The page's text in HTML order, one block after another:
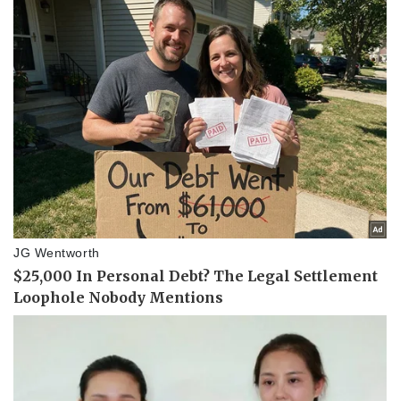
Kinh tế
Bất động sản
Khởi nghiệp
Thị trường
Tiêu dùng
Chứng khoán